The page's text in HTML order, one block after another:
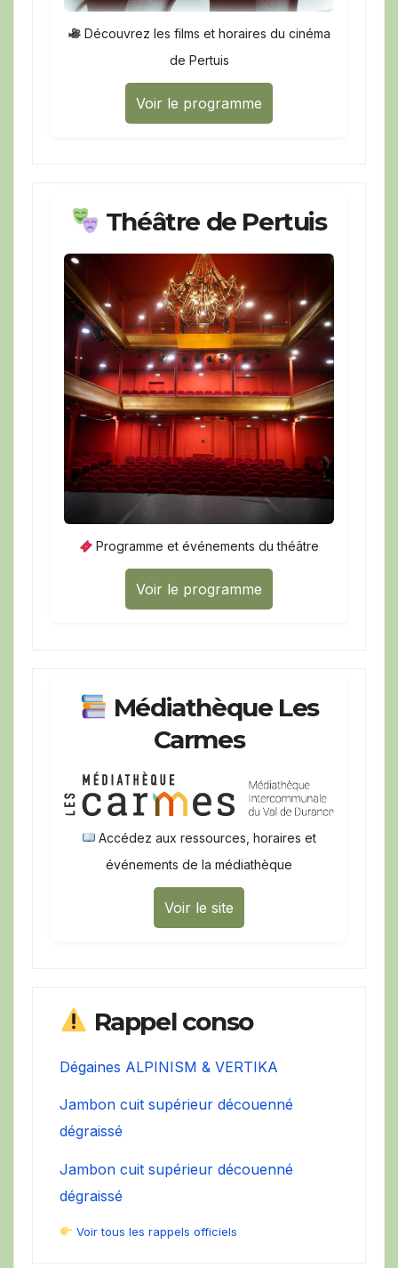
Découvrez les films et horaires du cinéma
de Pertuis
Voir le programme
Théâtre de Pertuis
Programme et événements du théâtre
Voir le programme
Médiathèque Les
Carmes
Accédez aux ressources, horaires et
événements de la médiathèque
Voir le site
Rappel conso
Dégaines ALPINISM & VERTIKA
Jambon cuit supérieur découenné
dégraissé
Jambon cuit supérieur découenné
dégraissé
Voir tous les rappels officiels